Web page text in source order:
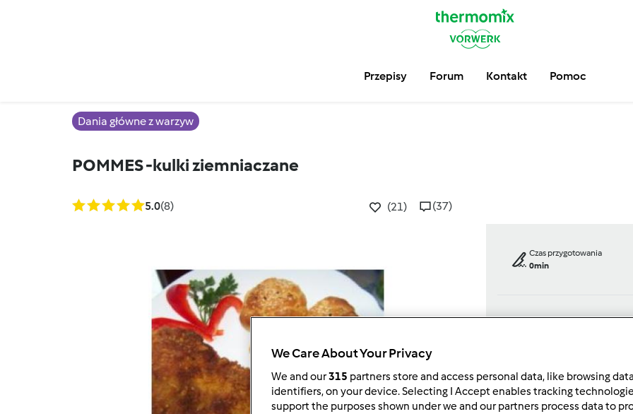
Przepisy Forum Kontakt Pomoc
Dania główne z warzyw
POMMES -kulki ziemniaczane
5.0(8) (21) (37)
Czas przygotowania
0min
porcja/porcje/porcji
0porcja/porcje/porcji
We Care About Your Privacy
We and our315 partners store and access personal data, like browsing
identifiers, on your device. Selecting I Accept enables tracking
support the purposes shown under we and our partners process data to